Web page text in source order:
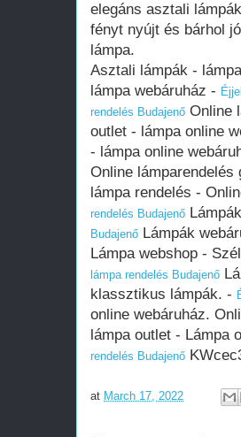
elegáns asztali
fényt nyújt és bárhol
lámpa.
Asztali lámpák -
lámpa webáruház -
rendelés Budajenő Online
outlet - lámpa online
- lámpa online
Online
lámpa rendelés -
rendelés Budajenő
Budajenő Lámpák
Lámpa webshop -
lámpa rendelés Budajenő
klassztikus lámpák. -
online webáruház.
lámpa outlet - Lámpa
rendelés Budajenő
at March 17, 2022